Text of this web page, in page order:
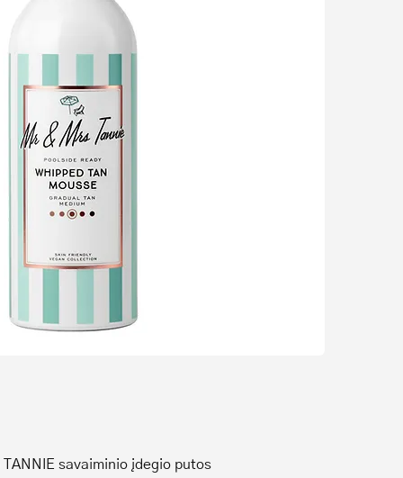
TANNIE savaiminio įdegio putos